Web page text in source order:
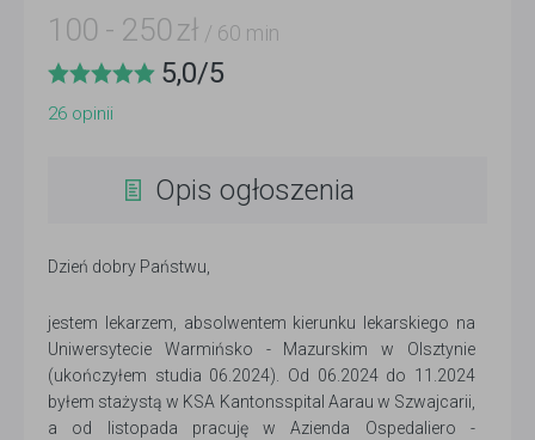
100 - 250 zł / 60 min
5,0/5
26 opinii
Opis ogłoszenia
Dzień dobry Państwu,
jestem lekarzem, absolwentem kierunku lekarskiego na
Uniwersytecie Warmińsko - Mazurskim w Olsztynie
(ukończyłem studia 06.2024). Od 06.2024 do 11.2024
byłem stażystą w KSA Kantonsspital Aarau w Szwajcarii,
a od listopada pracuję w Azienda Ospedaliero -